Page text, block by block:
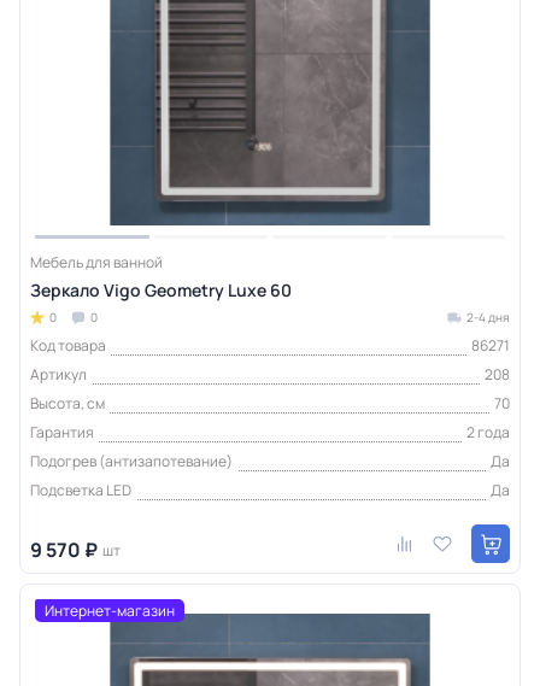
Мебель для ванной
Зеркало Vigo Geometry Luxe 60
0 0 2-4 дня
Код товара
86271
Артикул
208
Высота, см
70
Гарантия
2 года
Подогрев (антизапотевание)
Да
Подсветка LED
Да
9 570 ₽ шт
Интернет-магазин